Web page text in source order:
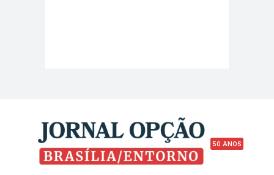
50 ANOS